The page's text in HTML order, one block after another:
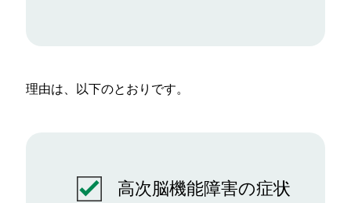
理由は、以下のとおりです。
高次脳機能障害の症状